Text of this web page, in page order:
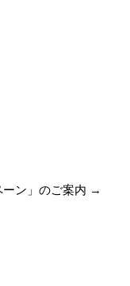
ーン」のご案内 →